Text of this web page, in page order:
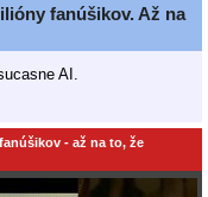
fanúšikov. Až na
AI.
- až na to, že